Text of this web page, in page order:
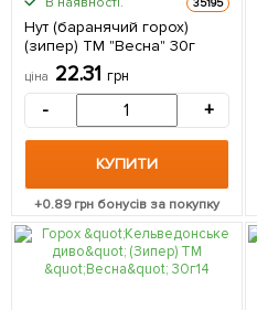
35195
Нут (баранячий горох)
(зипер) ТМ "Весна" 30г
ціна 22.31 грн
- +
КУПИТИ
+0.89грн бонусів за покупку